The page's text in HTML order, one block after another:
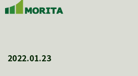
2022.01.23